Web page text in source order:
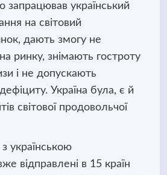
запрацював український
на світовий
дають змогу не
ринку, знімають гостроту
і не допускають
Україна була, є й
світової продовольчої
українською
відправлені в 15 країн